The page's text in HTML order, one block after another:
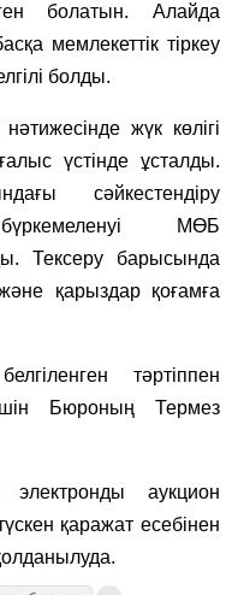
болатын. Алайда
мемлекеттік тіркеу
болды.
жүк көлігі
үстінде ұсталды.
сәйкестендіру
МӨБ
Тексеру барысында
қарыздар қоғамға
тәртіппен
Бюроның Термез
электронды аукцион
қаражат есебінен